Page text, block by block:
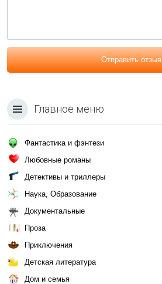
Отправить отзыв
Главное меню
Фантастика и фэнтези
Любовные романы
Детективы и триллеры
Наука, Образование
Документальные
Проза
Приключения
Детская литература
Дом и семья